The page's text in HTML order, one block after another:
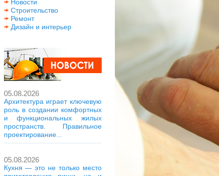
Новости
Строительство
Ремонт
Дизайн и интерьер
05.08.2026
Архитектура играет ключевую
роль в создании комфортных
и функциональных жилых
пространств. Правильное
проектирование...
05.08.2026
Кухня — это не только место